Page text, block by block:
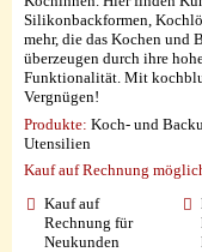
Silikonbackformen,
mehr, die das Kochen und
überzeugen durch ihre
Funktionalität. Mit
Vergnügen!
Produkte: Koch- und
Utensilien
Kauf auf Rechnung
Kauf auf
Rechnung für
Neukunden